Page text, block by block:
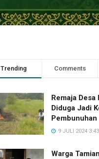
Trending Comments
Remaja
Diduga Jadi
Pembunuhan
9 JULI 2024
Warga